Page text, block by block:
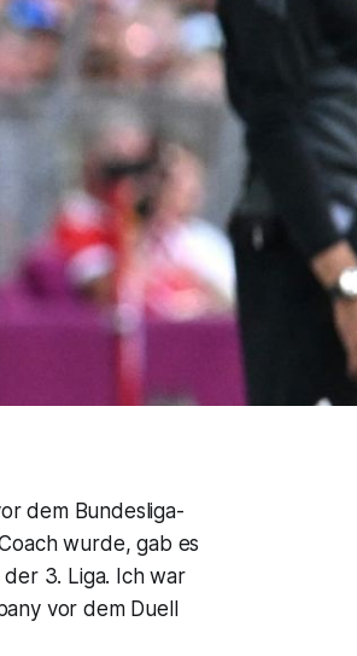
dem Bundesliga-
wurde, gab es
3. Liga. Ich war
vor dem Duell